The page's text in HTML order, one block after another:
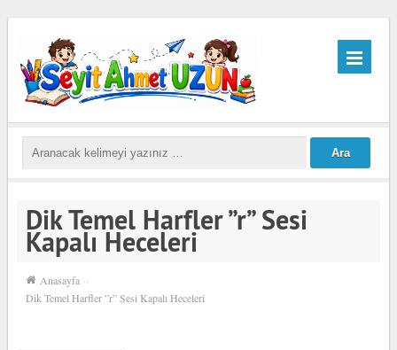
Dik Temel Harfler ”r” Sesi
Kapalı Heceleri
Anasayfa ››
Dik Temel Harfler ”r” Sesi Kapalı Heceleri